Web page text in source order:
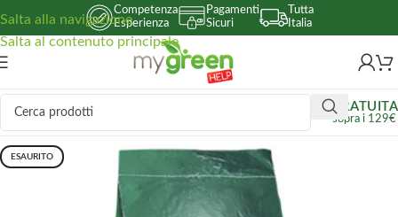
Salta alla navigazione
Salta al contenuto principale
Competenza
Esperienza
Pagamenti
Sicuri
Tutta
Italia
GRATUITA
sopra i 129€
ESAURITO